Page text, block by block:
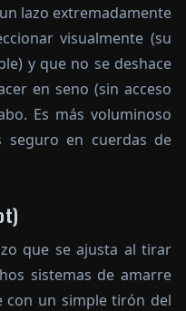
lazo extremadamente
visualmente (su
y que no se deshace
en seno (sin acceso
Es más voluminoso
en cuerdas de
que se ajusta al tirar
sistemas de amarre
con un simple tirón del